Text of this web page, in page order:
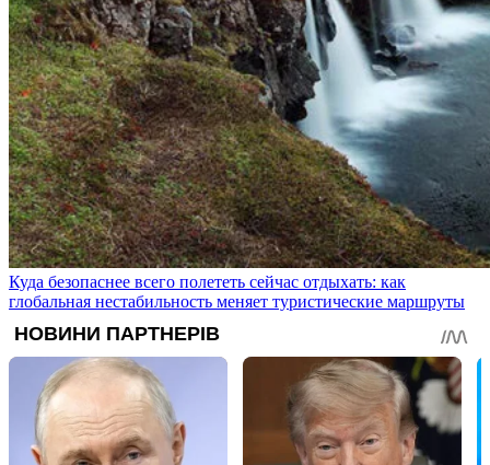
Куда безопаснее всего полететь сейчас отдыхать: как
глобальная нестабильность меняет туристические маршруты